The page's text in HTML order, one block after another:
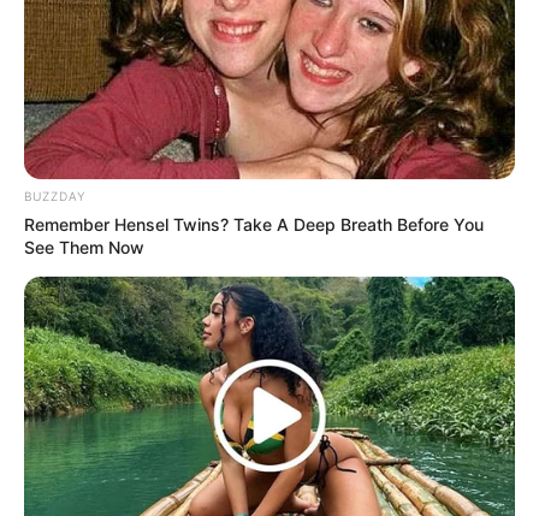
Tastefully Yours Confidence Queen
BUZZDAY
Remember Hensel Twins? Take A Deep Breath Before You
See Them Now